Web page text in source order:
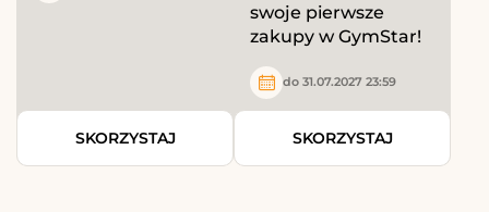
SKORZYSTAJ
swoje pierwsze
zakupy w GymStar!
do 31.07.2027 23:59
SKORZYSTAJ